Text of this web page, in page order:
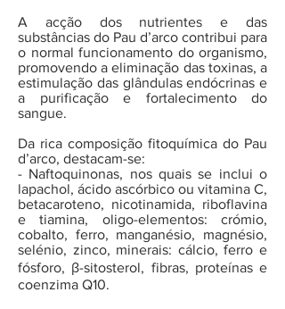
A acção dos nutrientes e das
substâncias do Pau d’arco contribui para
o normal funcionamento do organismo,
promovendo a eliminação das toxinas, a
estimulação das glândulas endócrinas e
a purificação e fortalecimento do
sangue.
Da rica composição fitoquímica do Pau
d’arco, destacam-se:
- Naftoquinonas, nos quais se inclui o
lapachol, ácido ascórbico ou vitamina C,
betacaroteno, nicotinamida, riboflavina
e tiamina, oligo-elementos: crómio,
cobalto, ferro, manganésio, magnésio,
selénio, zinco, minerais: cálcio, ferro e
fósforo, β-sitosterol, fibras, proteínas e
coenzima Q10.